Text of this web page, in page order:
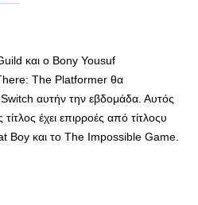
και ο Bony Yousuf
The Platformer θα
αυτήν την εβδομάδα. Αυτός
έχει επιρροές από τίτλοςυ
Boy και το The Impossible Game.